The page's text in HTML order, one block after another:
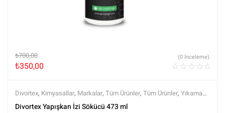
₺700,00
₺350,00
(0 İnceleme)
Divortex, Kimyasallar, Markalar, Tüm Ürünler, Tüm Ürünler, Yıkama
Ürünleri
Divortex Yapışkan İzi Sökücü 473 ml